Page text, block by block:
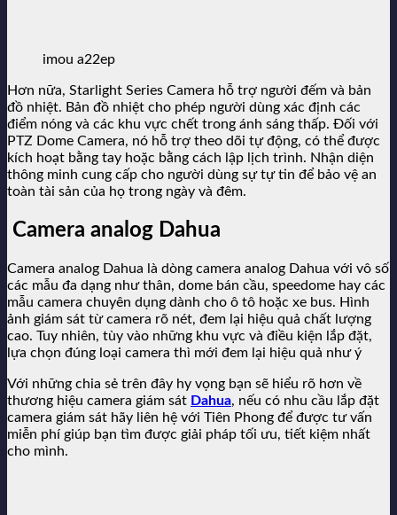
imou a22ep
Hơn nữa, Starlight Series Camera hỗ trợ người đếm và bản
đồ nhiệt. Bản đồ nhiệt cho phép người dùng xác định các
điểm nóng và các khu vực chết trong ánh sáng thấp. Đối với
PTZ Dome Camera, nó hỗ trợ theo dõi tự động, có thể được
kích hoạt bằng tay hoặc bằng cách lập lịch trình. Nhận diện
thông minh cung cấp cho người dùng sự tự tin để bảo vệ an
toàn tài sản của họ trong ngày và đêm.
Camera analog Dahua
Camera analog Dahua là dòng camera analog Dahua với vô số
các mẫu đa dạng như thân, dome bán cầu, speedome hay các
mẫu camera chuyên dụng dành cho ô tô hoặc xe bus. Hình
ảnh giám sát từ camera rõ nét, đem lại hiệu quả chất lượng
cao. Tuy nhiên, tùy vào những khu vực và điều kiện lắp đặt,
lựa chọn đúng loại camera thì mới đem lại hiệu quả như ý
Với những chia sẻ trên đây hy vọng bạn sẽ hiểu rõ hơn về
thương hiệu camera giám sát Dahua, nếu có nhu cầu lắp đặt
camera giám sát hãy liên hệ với Tiên Phong để được tư vấn
miễn phí giúp bạn tìm được giải pháp tối ưu, tiết kiệm nhất
cho mình.